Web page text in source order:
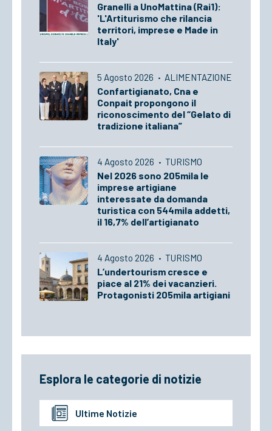
Granelli a UnoMattina (Rai1):
'L'Artiturismo che rilancia
territori, imprese e Made in
Italy'
5 Agosto 2026 · ALIMENTAZIONE
Confartigianato, Cna e
Conpait propongono il
riconoscimento del “Gelato di
tradizione italiana”
4 Agosto 2026 · TURISMO
Nel 2026 sono 205mila le
imprese artigiane
interessate da domanda
turistica con 544mila addetti,
il 16,7% dell’artigianato
4 Agosto 2026 · TURISMO
L’undertourism cresce e
piace al 21% dei vacanzieri.
Protagonisti 205mila artigiani
Esplora le categorie di notizie
Ultime Notizie